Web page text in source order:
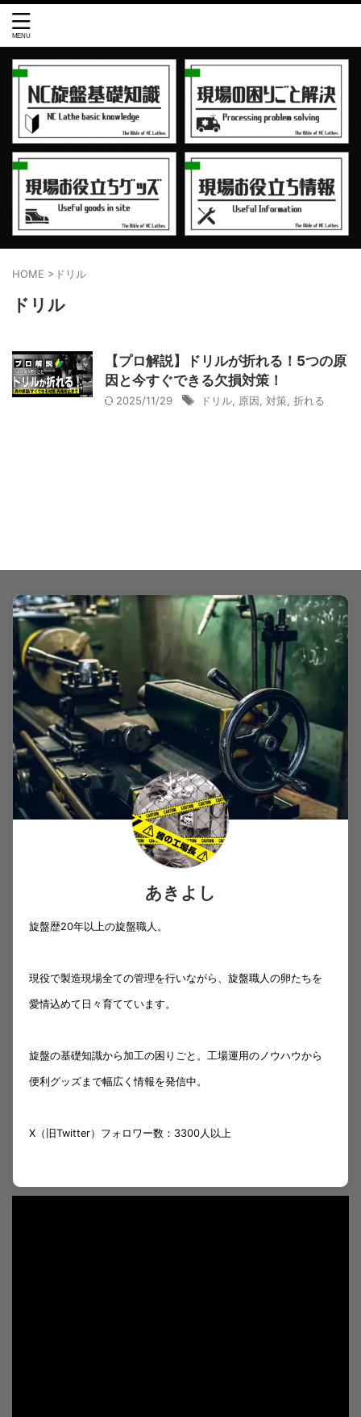
HOME > ドリル
ドリル
【プロ解説】ドリルが折れる！5つの原
因と今すぐできる欠損対策！
2025/11/29 ドリル, 原因, 対策, 折れる
あきよし
旋盤歴20年以上の旋盤職人。
現役で製造現場全ての管理を行いながら、旋盤職人の卵たちを
愛情込めて日々育てています。
旋盤の基礎知識から加工の困りごと。工場運用のノウハウから
便利グッズまで幅広く情報を発信中。
X（旧Twitter）フォロワー数：3300人以上